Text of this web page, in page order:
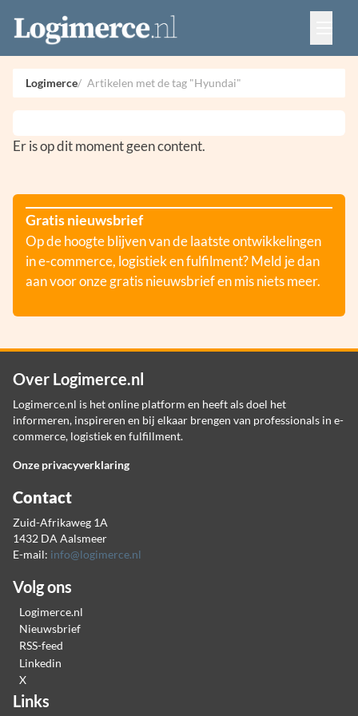
Vacatures
Events
Adverteren
Partners
Logimerce Artikelen met de tag "Hyundai"
Er is op dit moment geen content.
Gratis nieuwsbrief
Op de hoogte blijven van de laatste ontwikkelingen
in e-commerce, logistiek en fulfilment? Meld je dan
aan voor onze gratis nieuwsbrief en mis niets meer.
Over Logimerce.nl
Logimerce.nl is het online platform en heeft als doel het
informeren, inspireren en bij elkaar brengen van professionals in e-
commerce, logistiek en fulfillment.
Onze privacyverklaring
Contact
Zuid-Afrikaweg 1A
1432 DA Aalsmeer
E-mail: info@logimerce.nl
Volg ons
Logimerce.nl
Nieuwsbrief
RSS-feed
Linkedin
X
Links